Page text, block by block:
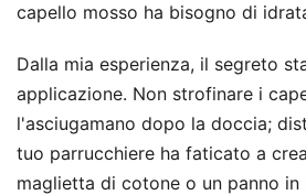
capello mosso ha bisogno di
Dalla mia esperienza, il segreto
applicazione. Non strofinare i
l'asciugamano dopo la doccia;
tuo parrucchiere ha faticato a
maglietta di cotone o un panno